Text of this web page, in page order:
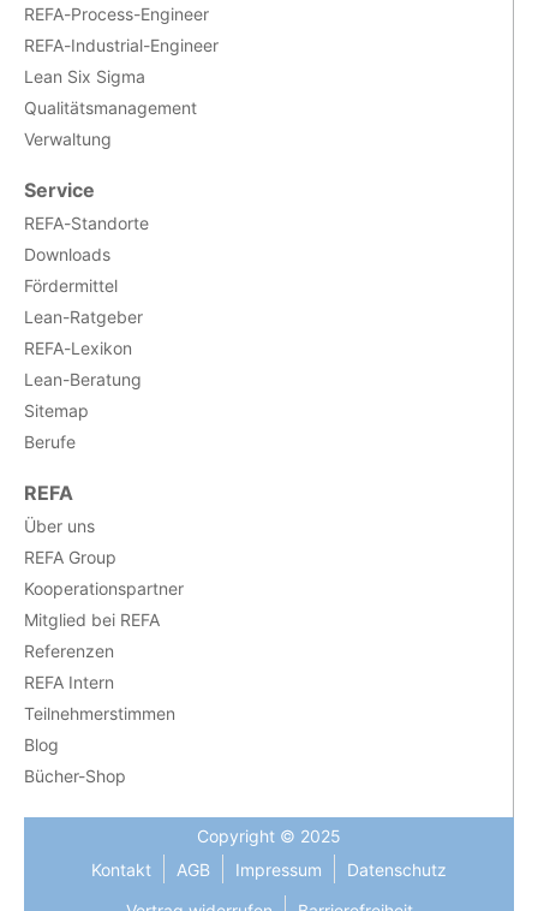
REFA-Process-Engineer
REFA-Industrial-Engineer
Lean Six Sigma
Qualitätsmanagement
Verwaltung
Service
REFA-Standorte
Downloads
Fördermittel
Lean-Ratgeber
REFA-Lexikon
Lean-Beratung
Sitemap
Berufe
REFA
Über uns
REFA Group
Kooperationspartner
Mitglied bei REFA
Referenzen
REFA Intern
Teilnehmerstimmen
Blog
Bücher-Shop
Copyright © 2025
Kontakt
AGB Impressum
Datenschutz